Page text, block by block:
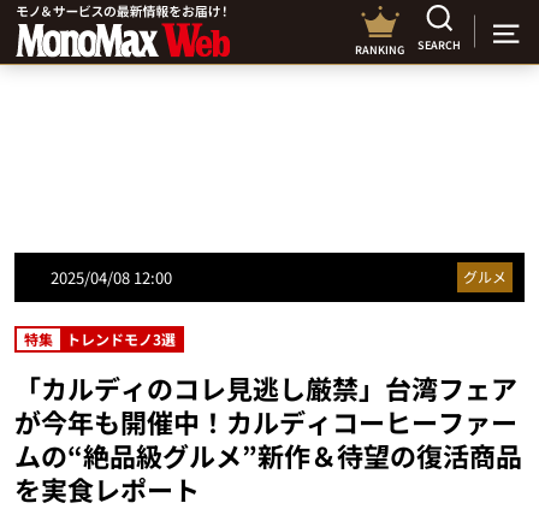
RANKING SEARCH
2025/04/08 12:00 グルメ
特集 トレンドモノ3選
「カルディのコレ見逃し厳禁」台湾フェア
が今年も開催中！カルディコーヒーファー
ムの“絶品級グルメ”新作＆待望の復活商品
を実食レポート